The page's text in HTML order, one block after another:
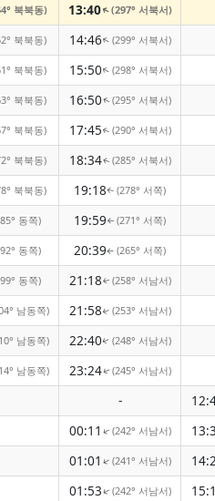
북북동) 13:40↑(297° 서북서)
북북동) 14:46↑(299° 서북서)
북북동) 15:50↑(298° 서북서)
북북동) 16:50↑(295° 서북서)
북북동) 17:45↑(290° 서북서)
북북동) 18:34↑(285° 서북서)
북북동) 19:18↑(278° 서쪽)
동쪽) 19:59↑(271° 서쪽)
동쪽) 20:39↑(265° 서쪽)
동쪽) 21:18↑(258° 서남서)
남동쪽) 21:58↑(253° 서남서)
남동쪽) 22:40↑(248° 서남서)
남동쪽) 23:24↑(245° 서남서)
-
00:11 ↑(242° 서남서)
01:01 ↑(241° 서남서)
01:53↑(242° 서남서)